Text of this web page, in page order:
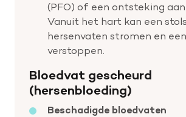
(PFO) of een ontsteking
Vanuit het hart kan een
hersenvaten stromen en
verstoppen.
Bloedvat gescheurd
(hersenbloeding)
Beschadigde bloedvaten